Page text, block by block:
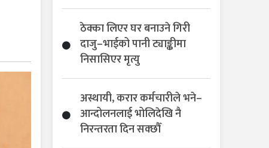
ठेक्का लिएर घर बनाउने गिरी
दाजु–भाईको पानी ट्याङ्कीमा
निसासिएर मृत्यु
अस्थायी, करार कर्मचारीले भने–
आन्दोलनलाई भोलिदेखि नै
निरन्तरता दिन सक्छौँ